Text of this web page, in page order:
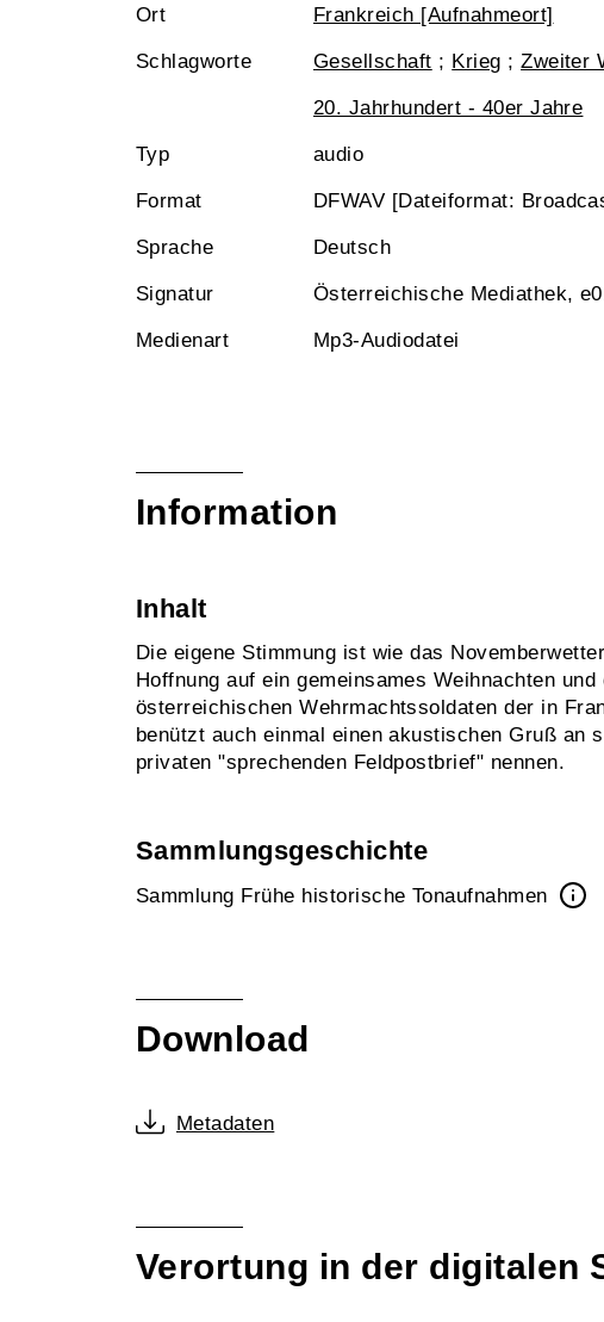
Ort Frankreich [Aufnahmeort]
Schlagworte Gesellschaft ; Krieg ;Zweiter
20. Jahrhundert - 40er Jahre
Typ audio
Format DFWAV [Dateiformat:
Sprache Deutsch
Signatur Österreichische Mediathek,
Medienart Mp3-Audiodatei
Information
Inhalt
Die eigene Stimmung ist wie das
Hoffnung auf ein gemeinsames Weihnachten
österreichischen Wehrmachtssoldaten der in
benützt auch einmal einen akustischen Gruß an
privaten "sprechenden Feldpostbrief" nennen.
Sammlungsgeschichte
Sammlung Frühe historische Tonaufnahmen
Download
Metadaten
Verortung in der digitalen